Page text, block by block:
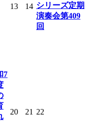
13 14 シリーズ定期
演奏会第409
回
7
20 21 22